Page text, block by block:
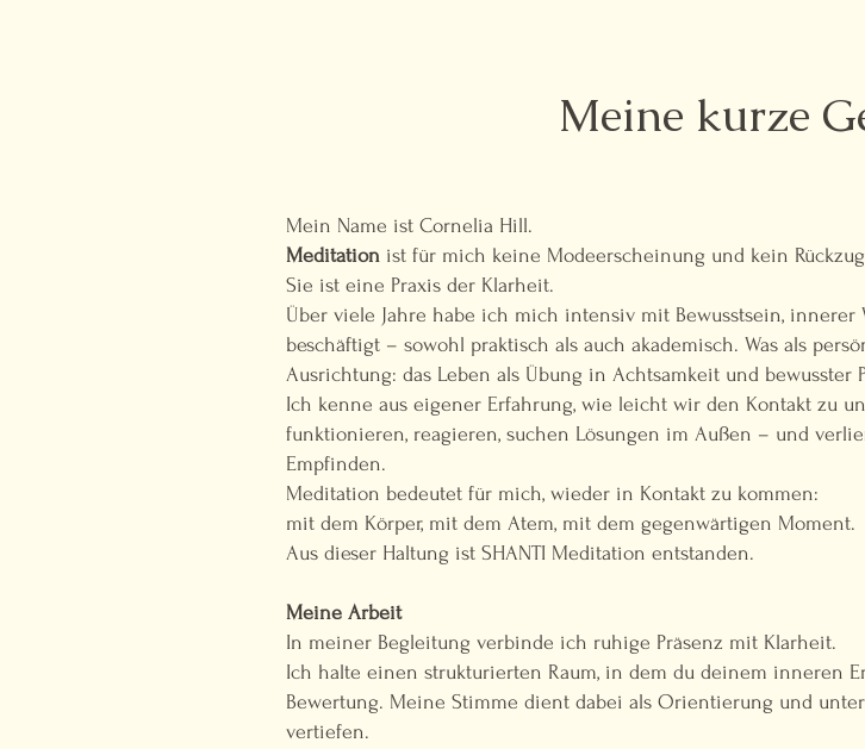
Meine kurze
Mein Name ist Cornelia Hill.
Meditation ist für mich keine Modeerscheinung und kein
Sie ist eine Praxis der Klarheit.
Über viele Jahre habe ich mich intensiv mit Bewusstsein, innerer
beschäftigt – sowohl praktisch als auch akademisch. Was als
Ausrichtung: das Leben als Übung in Achtsamkeit und bewusster
Ich kenne aus eigener Erfahrung, wie leicht wir den Kontakt zu
funktionieren, reagieren, suchen Lösungen im Außen – und
Empfinden.
Meditation bedeutet für mich, wieder in Kontakt zu kommen:
mit dem Körper, mit dem Atem, mit dem gegenwärtigen Moment.
Aus dieser Haltung ist SHANTI Meditation entstanden.
Meine Arbeit
In meiner Begleitung verbinde ich ruhige Präsenz mit Klarheit.
Ich halte einen strukturierten Raum, in dem du deinem inneren
Bewertung. Meine Stimme dient dabei als Orientierung und
vertiefen.